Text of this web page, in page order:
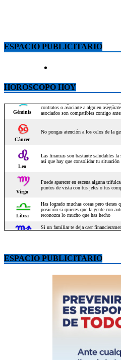
ESPACIO PUBLICITARIO
HOROSCOPO HOY
ESPACIO PUBLICITARIO